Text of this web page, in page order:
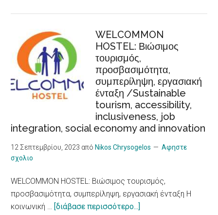
καύσωνα
προκαλούν
αυξημένο
κίνδυνο
για
καρδιακά
προβλήματα,
δείχνει
νέα
έρευνα/
an
Increased
Risk
WELCOMMON
HOSTEL: Βιώσιμος
τουρισμός,
προσβασιμότητα,
συμπερίληψη, εργασιακή
ένταξη /Sustainable
tourism, accessibility,
inclusiveness, job
integration, social economy and innovation
12 Σεπτεμβρίου, 2023 από Nikos Chrysogelos
Αφηστε
σχολιο
WELCOMMON HOSTEL: Βιώσιμος τουρισμός,
προσβασιμότητα, συμπερίληψη, εργασιακή ένταξη Η
κοινωνική … [διάβασε περισσότερο...]